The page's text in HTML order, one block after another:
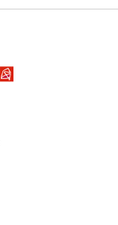
Kreativ-Haus